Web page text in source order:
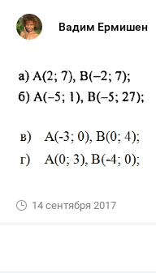
Вадим Ермишен
14 сентября 2017